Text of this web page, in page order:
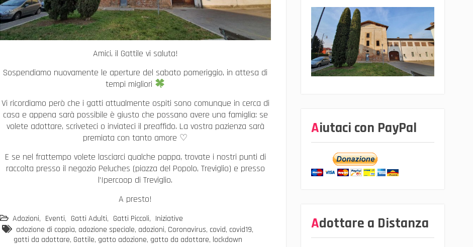
Amici, il Gattile vi saluta!
Sospendiamo nuovamente le aperture del sabato pomeriggio, in attesa di
tempi migliori
Vi ricordiamo però che i gatti attualmente ospiti sono comunque in cerca di
casa e appena sarà possibile è giusto che possano avere una famiglia: se
volete adottare, scriveteci o inviateci il preaffido. La vostra pazienza sarà
premiata con tanto amore ♡
E se nel frattempo volete lasciarci qualche pappa, trovate i nostri punti di
raccolta presso il negozio Peluches (piazza del Popolo, Treviglio) e presso
l’Ipercoop di Treviglio.
A presto!
Adozioni, Eventi, Gatti Adulti, Gatti Piccoli, Iniziative
adozione di coppia, adozione speciale, adozioni, Coronavirus, covid, covid19,
gatti da adottare, Gattile, gatto adozione, gatto da adottare, lockdown
Aiutaci con PayPal
Adottare a Distanza